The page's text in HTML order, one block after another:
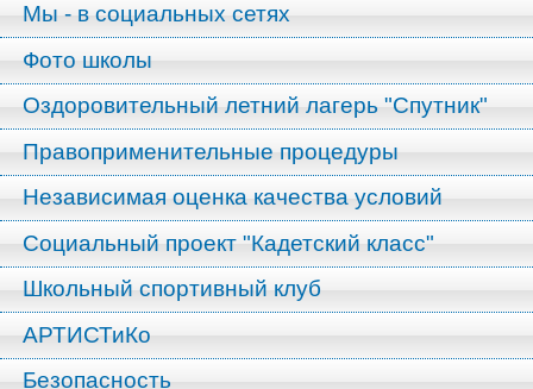
Мы - в социальных сетях
Фото школы
Оздоровительный летний лагерь "Спутник"
Правоприменительные процедуры
Независимая оценка качества условий
Социальный проект "Кадетский класс"
Школьный спортивный клуб
АРТИСТиКо
Безопасность